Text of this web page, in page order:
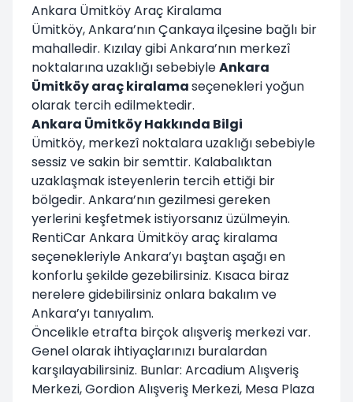
Ankara Ümitköy Araç Kiralama
Ümitköy, Ankara’nın Çankaya ilçesine bağlı bir
mahalledir. Kızılay gibi Ankara’nın merkezî
noktalarına uzaklığı sebebiyleAnkara
Ümitköy araç kiralamaseçenekleri yoğun
olarak tercih edilmektedir.
Ankara Ümitköy Hakkında Bilgi
Ümitköy, merkezî noktalara uzaklığı sebebiyle
sessiz ve sakin bir semttir. Kalabalıktan
uzaklaşmak isteyenlerin tercih ettiği bir
bölgedir. Ankara’nın gezilmesi gereken
yerlerini keşfetmek istiyorsanız üzülmeyin.
RentiCar Ankara Ümitköy araç kiralama
seçenekleriyle Ankara’yı baştan aşağı en
konforlu şekilde gezebilirsiniz. Kısaca biraz
nerelere gidebilirsiniz onlara bakalım ve
Ankara’yı tanıyalım.
Öncelikle etrafta birçok alışveriş merkezi var.
Genel olarak ihtiyaçlarınızı buralardan
karşılayabilirsiniz. Bunlar: Arcadium Alışveriş
Merkezi, Gordion Alışveriş Merkezi, Mesa Plaza